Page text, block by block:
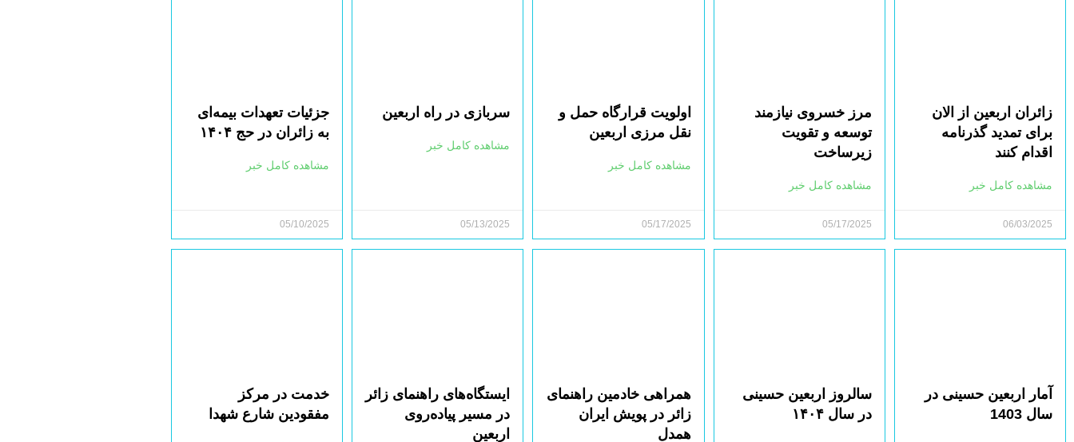
زائران اربعین از الان
برای تمدید گذرنامه
اقدام کنند
مشاهده کامل خبر
06/03/2025
مرز خسروی نیازمند
توسعه و تقویت
زیرساخت‌
مشاهده کامل خبر
05/17/2025
اولویت قرارگاه حمل و
نقل مرزی اربعین
مشاهده کامل خبر
05/17/2025
سربازی در راه اربعین
مشاهده کامل خبر
05/13/2025
جزئیات تعهدات بیمه‌ای
به زائران در حج ۱۴۰۴
مشاهده کامل خبر
05/10/2025
آمار اربعین حسینی در
سال 1403
سالروز اربعین حسینی
در سال ۱۴۰۴
همراهی خادمین راهنمای
زائر در پویش ایران
همدل
ایستگاه‌های راهنمای زائر
در مسیر پیاده‌روی
اربعین
خدمت در مرکز
مفقودین شارع شهدا